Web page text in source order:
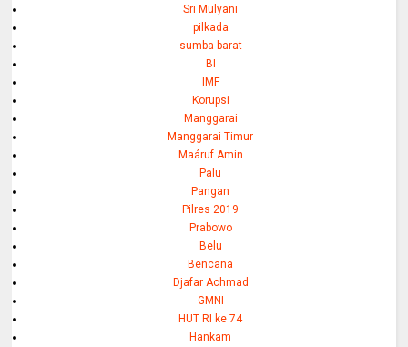
Sri Mulyani
pilkada
sumba barat
BI
IMF
Korupsi
Manggarai
Manggarai Timur
Maáruf Amin
Palu
Pangan
Pilres 2019
Prabowo
Belu
Bencana
Djafar Achmad
GMNI
HUT RI ke 74
Hankam